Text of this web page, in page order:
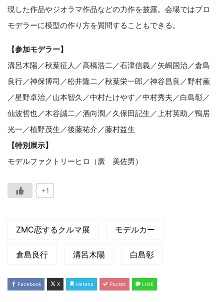
現した作品やジオラマ作品などの力作を披露。会場ではプロ
モデラーに模型の作り方を質問することもできる。
【参加モデラー】
溝呂木陽／秋葉征人／高橋浩二／石津信義／矢嶋国治／倉島
良行／神保博司／松井隆二／秋葉栄一郎／神谷昌良／野村薫
／星野卓治／山本智久／中村たけやす／中村秀夫／白島彰／
仙波哲也／木谷誠二／酒向潤／久保田記生／上村英助／鴨居
光一／植野茂生／後藤祐介／藤村益生
【特別展示】
モデルファクトリーヒロ（廣 美佐男）
+1
ZMC恋するクルマ展 モデルカー
倉島良行 溝呂木陽 白島彰
Facebook X Hatena Pocket LINE